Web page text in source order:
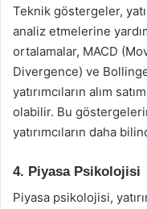
Teknik göstergeler,
analiz etmelerine
ortalamalar, MACD
Divergence) ve
yatırımcıların alım
olabilir. Bu
yatırımcıların daha
4. Piyasa Psikolojisi
Piyasa psikolojisi,